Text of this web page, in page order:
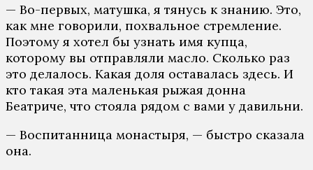
— Во-первых, матушка, я тянусь к знанию. Это,
как мне говорили, похвальное стремление.
Поэтому я хотел бы узнать имя купца,
которому вы отправляли масло. Сколько раз
это делалось. Какая доля оставалась здесь. И
кто такая эта маленькая рыжая донна
Беатриче, что стояла рядом с вами у давильни.
— Воспитанница монастыря, — быстро сказала
она.